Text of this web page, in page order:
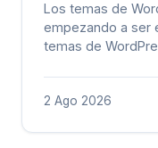
Los temas de
empezando a ser
temas de
2 Ago 2026